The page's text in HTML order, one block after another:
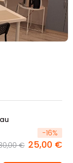
-16%
€ 25,00 €